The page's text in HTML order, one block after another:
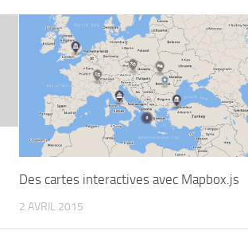
Des cartes interactives avec Mapbox.js
2 AVRIL 2015